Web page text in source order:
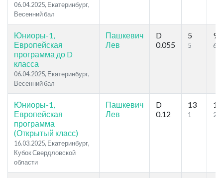
06.04.2025, Екатеринбург,
Весенний бал
Юниоры-1,
Европейская
программа до D
класса
06.04.2025, Екатеринбург,
Весенний бал
Пашкевич
Лев
D
0.055
5
5
9
6
Юниоры-1,
Европейская
программа
(Открытый класс)
16.03.2025, Екатеринбург,
Кубок Свердловской
области
Пашкевич
Лев
D
0.12
13
1
14
2